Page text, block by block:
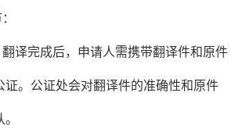
译完成后，申请人需携带翻译件和原件
证。公证处会对翻译件的准确性和原件